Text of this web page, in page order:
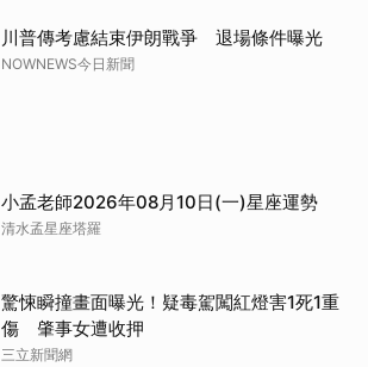
川普傳考慮結束伊朗戰爭 退場條件曝光
NOWNEWS今日新聞
小孟老師2026年08月10日(一)星座運勢
清水孟星座塔羅
驚悚瞬撞畫面曝光！疑毒駕闖紅燈害1死1重
傷 肇事女遭收押
三立新聞網